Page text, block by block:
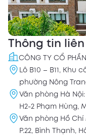
Thông tin
CÔNG TY CỔ
Lô B10 – B11, Khu
phường Nông
Văn phòng Hà Nội:
H2-2 Phạm Hùng,
Văn phòng Hồ Chí
P.22, Bình Thạnh,